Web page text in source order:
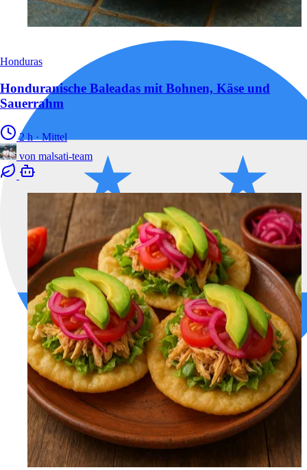
Honduras
Honduranische Baleadas mit Bohnen, Käse und
Sauerrahm
2 h ·Mittel
von malsati-team